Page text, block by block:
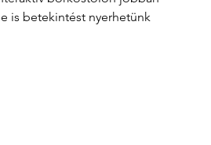
is betekintést nyerhetünk